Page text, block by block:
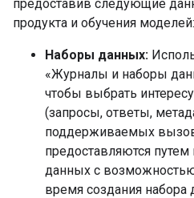
предоставив следующие
продукта и обучения моделей:
Наборы данных:
«Журналы и наборы
чтобы выбрать
(запросы, ответы,
поддерживаемых
предоставляются
данных с
время создания набора